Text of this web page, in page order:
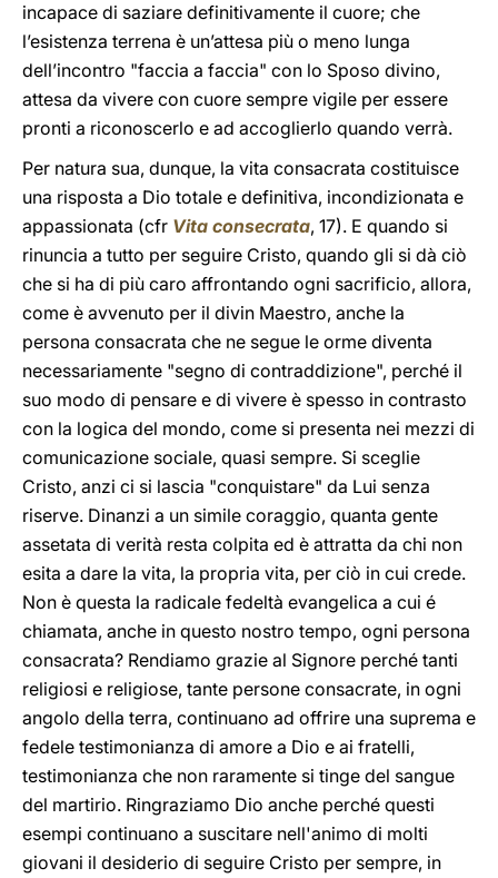
incapace di saziare definitivamente il cuore; che
l’esistenza terrena è un’attesa più o meno lunga
dell’incontro "faccia a faccia" con lo Sposo divino,
attesa da vivere con cuore sempre vigile per essere
pronti a riconoscerlo e ad accoglierlo quando verrà.
Per natura sua, dunque, la vita consacrata costituisce
una risposta a Dio totale e definitiva, incondizionata e
appassionata (cfr Vita consecrata, 17). E quando si
rinuncia a tutto per seguire Cristo, quando gli si dà ciò
che si ha di più caro affrontando ogni sacrificio, allora,
come è avvenuto per il divin Maestro, anche la
persona consacrata che ne segue le orme diventa
necessariamente "segno di contraddizione", perché il
suo modo di pensare e di vivere è spesso in contrasto
con la logica del mondo, come si presenta nei mezzi di
comunicazione sociale, quasi sempre. Si sceglie
Cristo, anzi ci si lascia "conquistare" da Lui senza
riserve. Dinanzi a un simile coraggio, quanta gente
assetata di verità resta colpita ed è attratta da chi non
esita a dare la vita, la propria vita, per ciò in cui crede.
Non è questa la radicale fedeltà evangelica a cui é
chiamata, anche in questo nostro tempo, ogni persona
consacrata? Rendiamo grazie al Signore perché tanti
religiosi e religiose, tante persone consacrate, in ogni
angolo della terra, continuano ad offrire una suprema e
fedele testimonianza di amore a Dio e ai fratelli,
testimonianza che non raramente si tinge del sangue
del martirio. Ringraziamo Dio anche perché questi
esempi continuano a suscitare nell'animo di molti
giovani il desiderio di seguire Cristo per sempre, in